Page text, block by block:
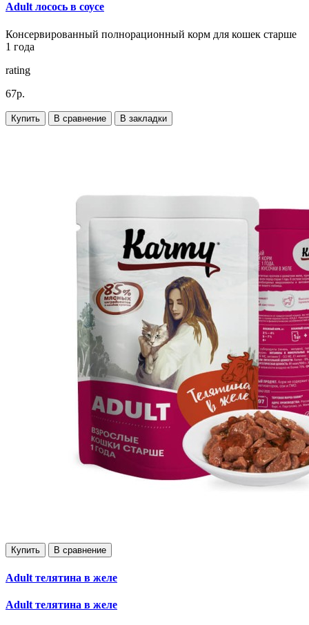
Adult лосось в соусе
Консервированный полнорационный корм для кошек старше
1 года
rating
67р.
Купить В сравнение В закладки
Купить В сравнение
Adult телятина в желе
Adult телятина в желе